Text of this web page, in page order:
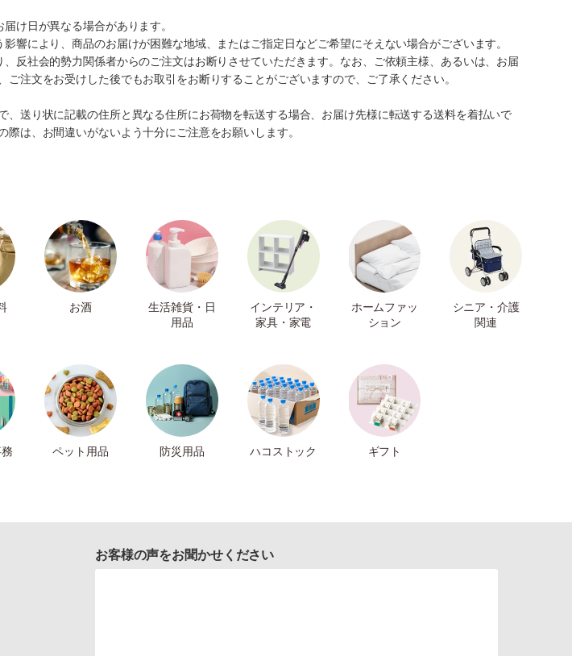
け日が異なる場合があります。
響により、商品のお届けが困難な地域、またはご指定日などご希望にそえない場合がございます。
反社会的勢力関係者からのご注文はお断りさせていただきます。なお、ご依頼主様、あるいは、お届
注文をお受けした後でもお取引をお断りすることがございますので、ご了承ください。
、送り状に記載の住所と異なる住所にお荷物を転送する場合、お届け先様に転送する送料を着払いで
は、お間違いがないよう十分にご注意をお願いします。
お酒
生活雑貨・日
用品
インテリア・
家具・家電
ホームファッ
ション
シニア・介護
関連
ペット用品 防災用品 ハコストック ギフト
お客様の声をお聞かせください